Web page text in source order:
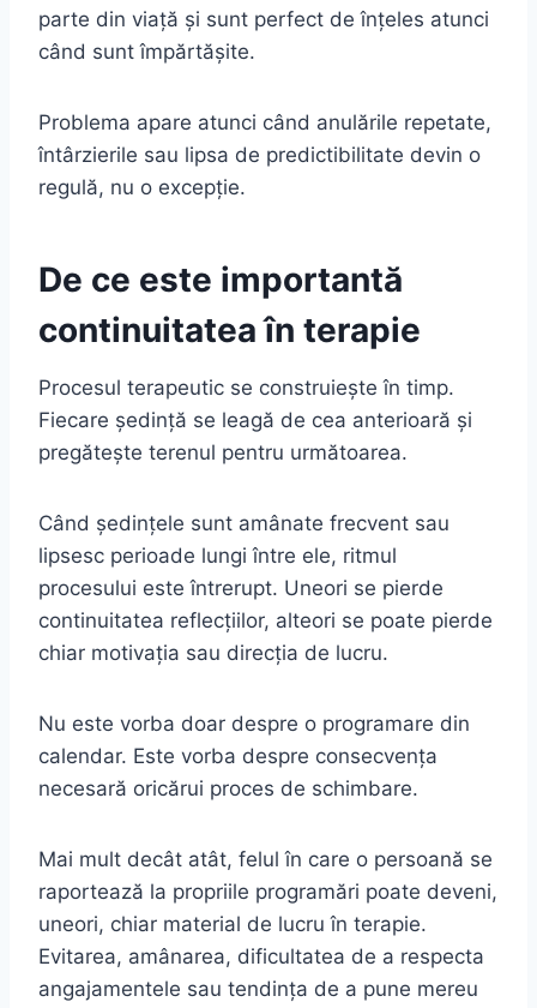
parte din viață și sunt perfect de înțeles atunci
când sunt împărtășite.
Problema apare atunci când anulările repetate,
întârzierile sau lipsa de predictibilitate devin o
regulă, nu o excepție.
De ce este importantă
continuitatea în terapie
Procesul terapeutic se construiește în timp.
Fiecare ședință se leagă de cea anterioară și
pregătește terenul pentru următoarea.
Când ședințele sunt amânate frecvent sau
lipsesc perioade lungi între ele, ritmul
procesului este întrerupt. Uneori se pierde
continuitatea reflecțiilor, alteori se poate pierde
chiar motivația sau direcția de lucru.
Nu este vorba doar despre o programare din
calendar. Este vorba despre consecvența
necesară oricărui proces de schimbare.
Mai mult decât atât, felul în care o persoană se
raportează la propriile programări poate deveni,
uneori, chiar material de lucru în terapie.
Evitarea, amânarea, dificultatea de a respecta
angajamentele sau tendința de a pune mereu